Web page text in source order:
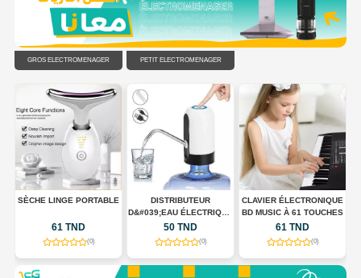
GROS ÉLECTROMÉNAGER PETIT ÉLECTROMÉNAGER
SÈCHE LINGE PORTABLE
61 TND
(0)
DISTRIBUTEUR
D&#039;EAU ÉLECTRIQUE
PORTABLE USB
RECHARGEABLE
50 TND
(0)
CLAVIER ÉLECTRONIQUE
BD MUSIC À 61 TOUCHES
61 TND
(0)